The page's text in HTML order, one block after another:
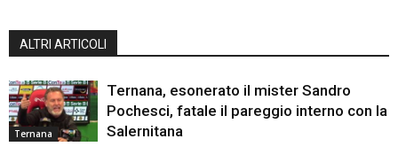
ALTRI ARTICOLI
Ternana
Ternana, esonerato il mister Sandro
Pochesci, fatale il pareggio interno con la
Salernitana